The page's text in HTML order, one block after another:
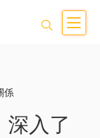
係
深入了